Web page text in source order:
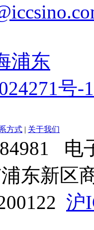
浦东
号-1
方式 | 关于我们
电
东新区
沪